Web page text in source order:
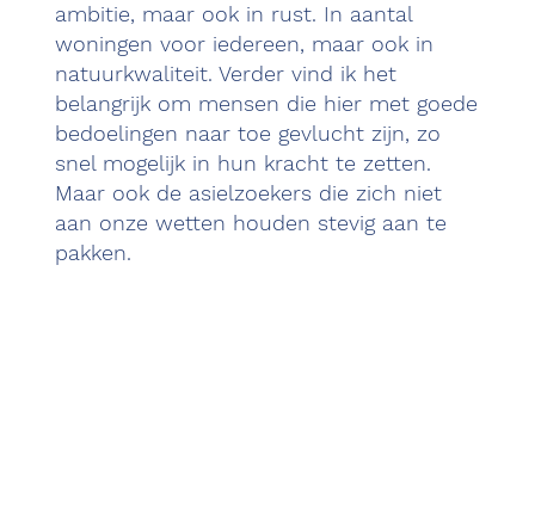
ambitie, maar ook in rust. In aantal
woningen voor iedereen, maar ook in
natuurkwaliteit. Verder vind ik het
belangrijk om mensen die hier met goede
bedoelingen naar toe gevlucht zijn, zo
snel mogelijk in hun kracht te zetten.
Maar ook de asielzoekers die zich niet
aan onze wetten houden stevig aan te
pakken.